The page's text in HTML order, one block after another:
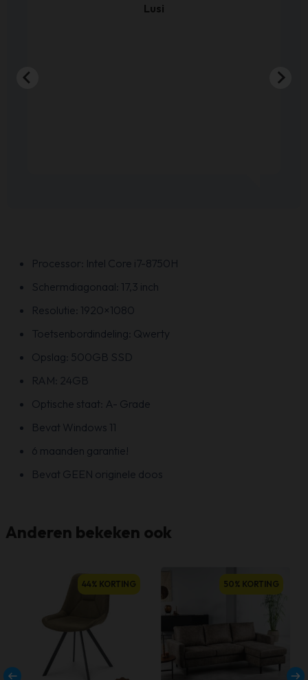
Lusi
Processor: Intel Core i7-8750H
Schermdiagonaal: 17,3 inch
Resolutie: 1920×1080
Toetsenbordindeling: Qwerty
Opslag: 500GB SSD
RAM: 24GB
Optische staat: A- Grade
Bevat Windows 11
6 maanden garantie!
Bevat GEEN originele doos
Anderen bekeken ook
44% KORTING 50% KORTING